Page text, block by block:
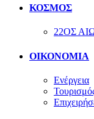
ΚΟΣΜΟΣ
22ΟΣ
ΟΙΚΟΝΟΜΙΑ
Ενέργεια